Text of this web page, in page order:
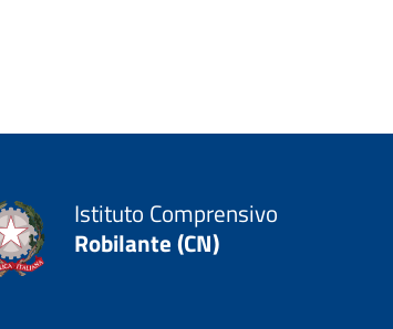
Istituto Comprensivo
Robilante (CN)